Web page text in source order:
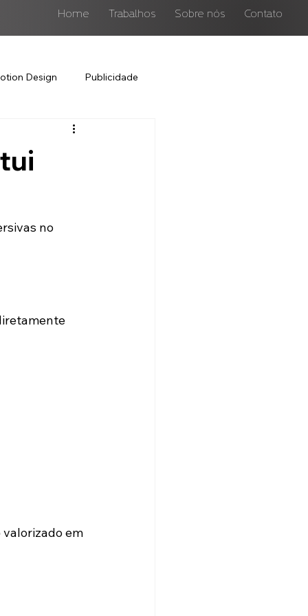
Home Trabalhos Sobre nós Contato
Design Publicidade
no
valorizado em